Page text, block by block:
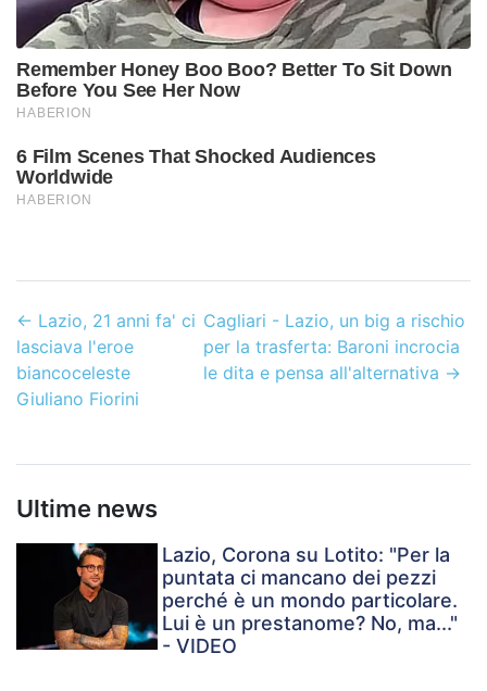
← Lazio, 21 anni fa' ci
lasciava l'eroe
biancoceleste
Giuliano Fiorini
Cagliari - Lazio, un big a rischio
per la trasferta: Baroni incrocia
le dita e pensa all'alternativa →
Ultime news
Lazio, Corona su Lotito: "Per la
puntata ci mancano dei pezzi
perché è un mondo particolare.
Lui è un prestanome? No, ma..."
- VIDEO